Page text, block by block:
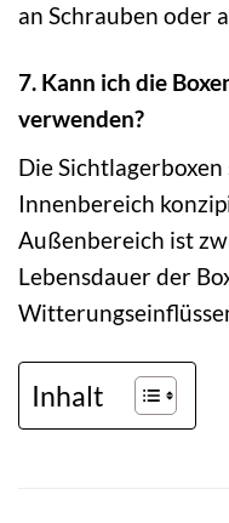
an Schrauben oder
7. Kann ich die
verwenden?
Die
Innenbereich
Außenbereich ist
Lebensdauer der
Inhalt